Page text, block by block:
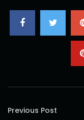
Previous Post